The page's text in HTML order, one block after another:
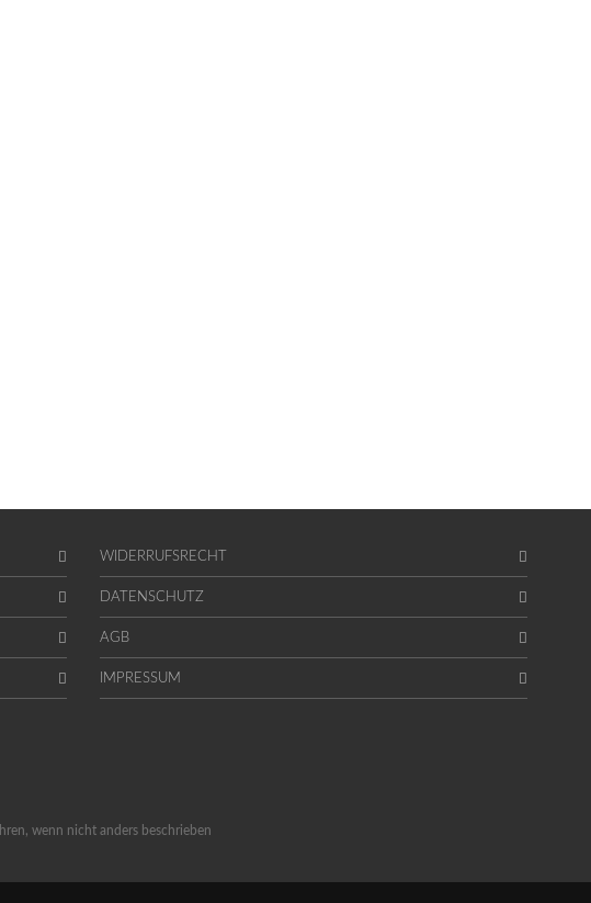
WIDERRUFSRECHT
DATENSCHUTZ
AGB
IMPRESSUM
wenn nicht anders beschrieben